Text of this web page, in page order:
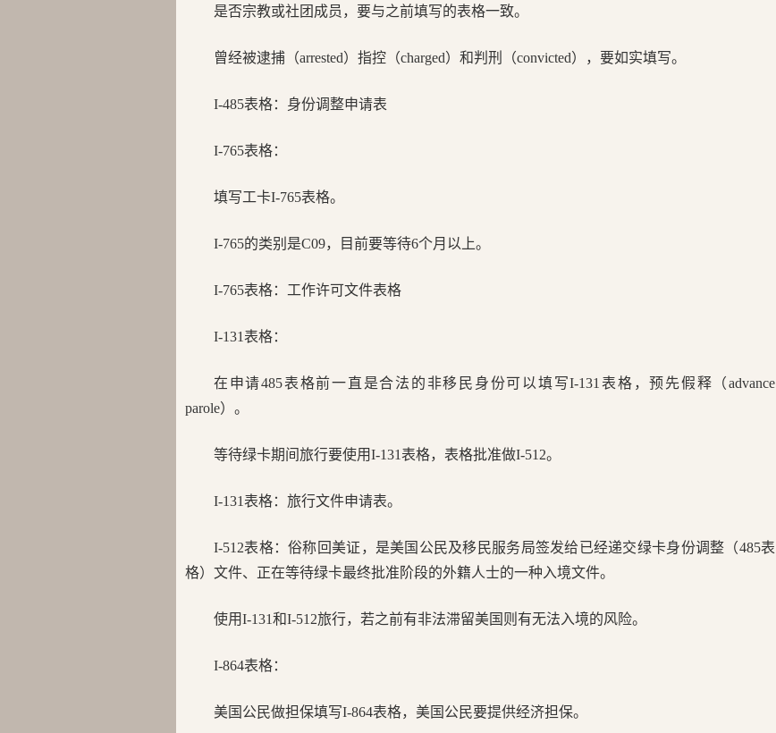
是否宗教或社团成员，要与之前填写的表格一致。
曾经被逮捕（arrested）指控（charged）和判刑（convicted），要如实填写。
I-485表格：身份调整申请表
I-765表格：
填写工卡I-765表格。
I-765的类别是C09，目前要等待6个月以上。
I-765表格：工作许可文件表格
I-131表格：
在申请485表格前一直是合法的非移民身份可以填写I-131表格，预先假释（advance
parole）。
等待绿卡期间旅行要使用I-131表格，表格批准做I-512。
I-131表格：旅行文件申请表。
I-512表格：俗称回美证，是美国公民及移民服务局签发给已经递交绿卡身份调整（485表
格）文件、正在等待绿卡最终批准阶段的外籍人士的一种入境文件。
使用I-131和I-512旅行，若之前有非法滞留美国则有无法入境的风险。
I-864表格：
美国公民做担保填写I-864表格，美国公民要提供经济担保。